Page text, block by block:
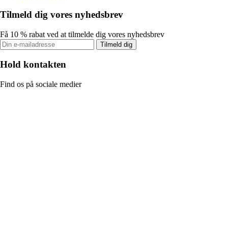
Tilmeld dig vores nyhedsbrev
Få 10 % rabat ved at tilmelde dig vores nyhedsbrev
Tilmeld dig
Hold kontakten
Find os på sociale medier